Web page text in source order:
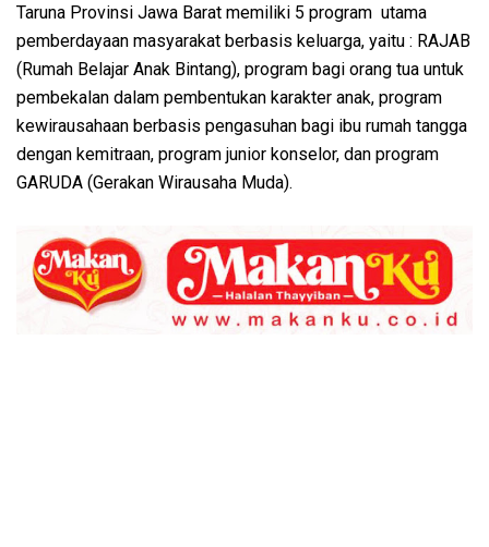
Taruna Provinsi Jawa Barat memiliki 5 program utama
pemberdayaan masyarakat berbasis keluarga, yaitu : RAJAB
(Rumah Belajar Anak Bintang), program bagi orang tua untuk
pembekalan dalam pembentukan karakter anak, program
kewirausahaan berbasis pengasuhan bagi ibu rumah tangga
dengan kemitraan, program junior konselor, dan program
GARUDA (Gerakan Wirausaha Muda).